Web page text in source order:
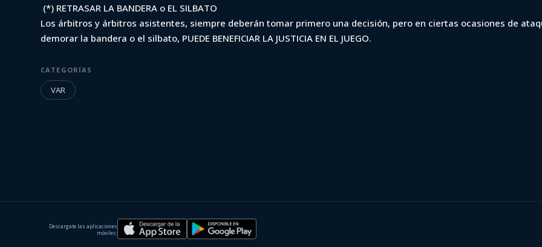
(*) RETRASAR LA BANDERA o EL SILBATO
Los árbitros y árbitros asistentes, siempre deberán tomar primero una decisión, pero en ciertas ocasiones de
demorar la bandera o el silbato, PUEDE BENEFICIAR LA JUSTICIA EN EL JUEGO.
CATEGORÍAS
VAR
Descargate las aplicaciones
móviles: